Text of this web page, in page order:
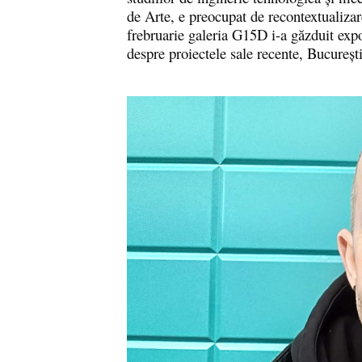
de Arte, e preocupat de
frebruarie galeria G15D i-a găzduit
despre proiectele sale recente,